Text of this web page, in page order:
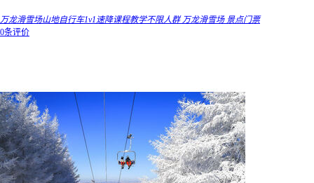
万龙滑雪场山地自行车1v1速降课程教学不限人群 万龙滑雪场 景点门票
0条评价